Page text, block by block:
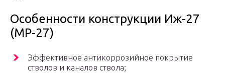
Особенности конструкции Иж-27
(MP-27)
Эффективное антикоррозийное покрытие
стволов и каналов ствола;